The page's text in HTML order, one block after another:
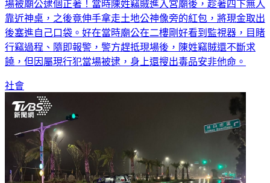
場被廟公逮個正著！當時陳姓竊賊進入宮廟後，趁著四下無人
靠近神桌，之後竟伸手拿走土地公神像旁的紅包，將現金取出
後塞進自己口袋。好在當時廟公在二樓剛好看到監視器，目睹
行竊過程、隨即報警，警方趕抵現場後，陳姓竊賊還不斷求
饒，但因屬現行犯當場被逮，身上還搜出毒品安非他命。
社會